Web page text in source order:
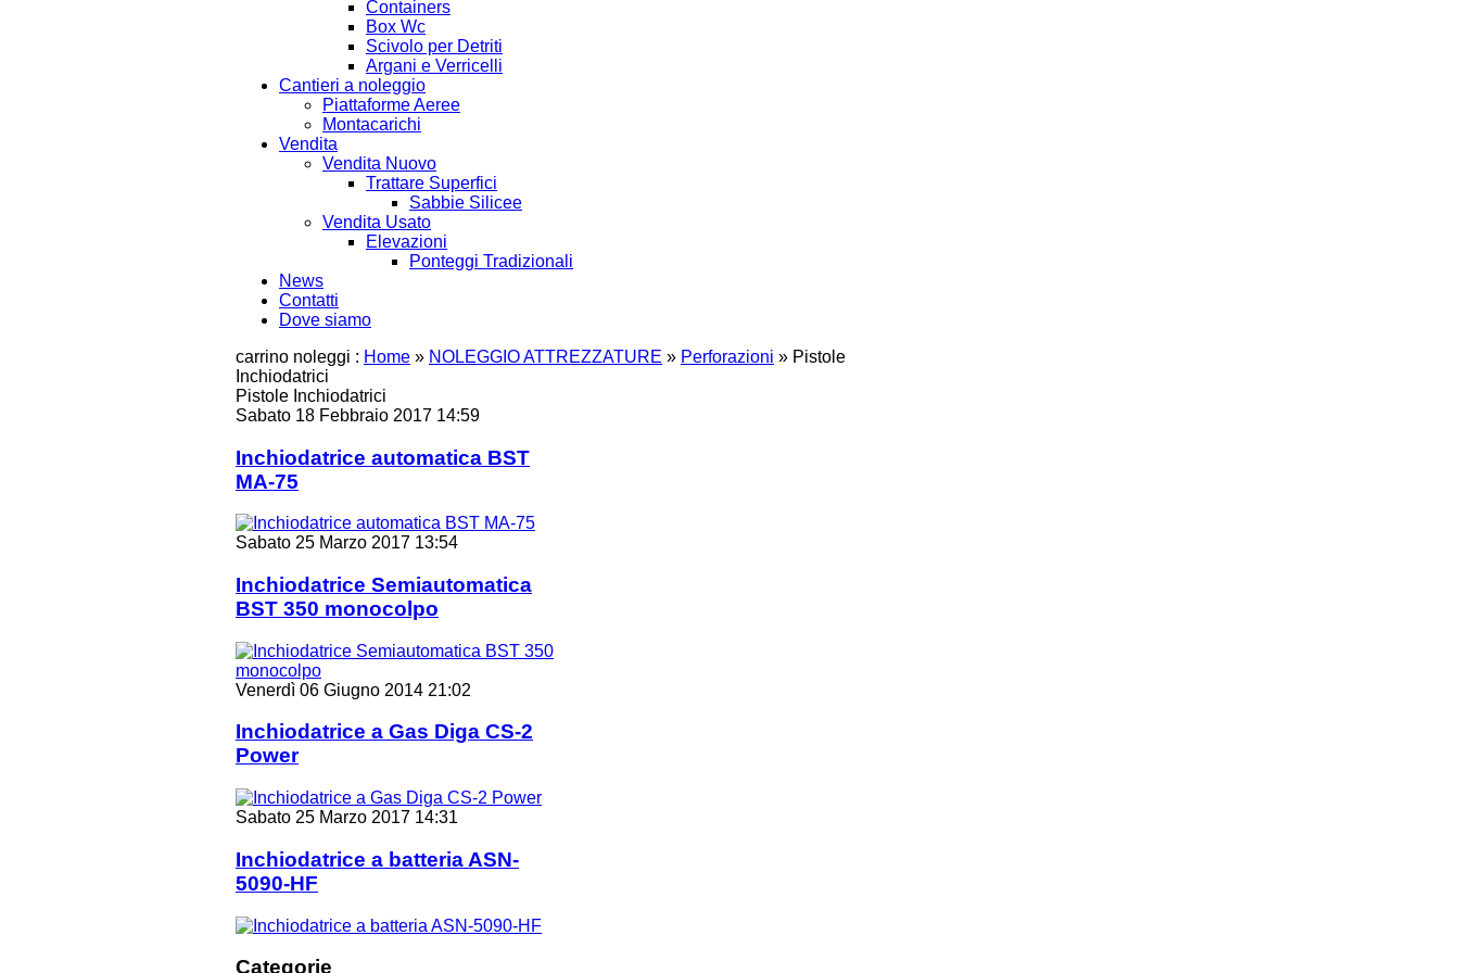
Containers
Box Wc
Scivolo per Detriti
Argani e Verricelli
Cantieri a noleggio
Piattaforme Aeree
Montacarichi
Vendita
Vendita Nuovo
Trattare Superfici
Sabbie Silicee
Vendita Usato
Elevazioni
Ponteggi Tradizionali
News
Contatti
Dove siamo
carrino noleggi : Home » NOLEGGIO ATTREZZATURE » Perforazioni » Pistole
Inchiodatrici
Pistole Inchiodatrici
Sabato 18 Febbraio 2017 14:59
Inchiodatrice automatica BST
MA-75
Sabato 25 Marzo 2017 13:54
Inchiodatrice Semiautomatica
BST 350 monocolpo
Venerdì 06 Giugno 2014 21:02
Inchiodatrice a Gas Diga CS-2
Power
Sabato 25 Marzo 2017 14:31
Inchiodatrice a batteria ASN-
5090-HF
Categorie